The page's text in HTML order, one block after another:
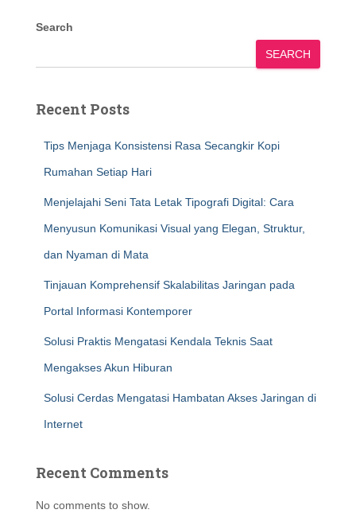
Search
SEARCH
Recent Posts
Tips Menjaga Konsistensi Rasa Secangkir Kopi
Rumahan Setiap Hari
Menjelajahi Seni Tata Letak Tipografi Digital: Cara
Menyusun Komunikasi Visual yang Elegan, Struktur,
dan Nyaman di Mata
Tinjauan Komprehensif Skalabilitas Jaringan pada
Portal Informasi Kontemporer
Solusi Praktis Mengatasi Kendala Teknis Saat
Mengakses Akun Hiburan
Solusi Cerdas Mengatasi Hambatan Akses Jaringan di
Internet
Recent Comments
No comments to show.